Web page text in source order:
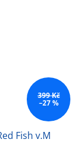
399 Kč
–27 %
Fish v.M